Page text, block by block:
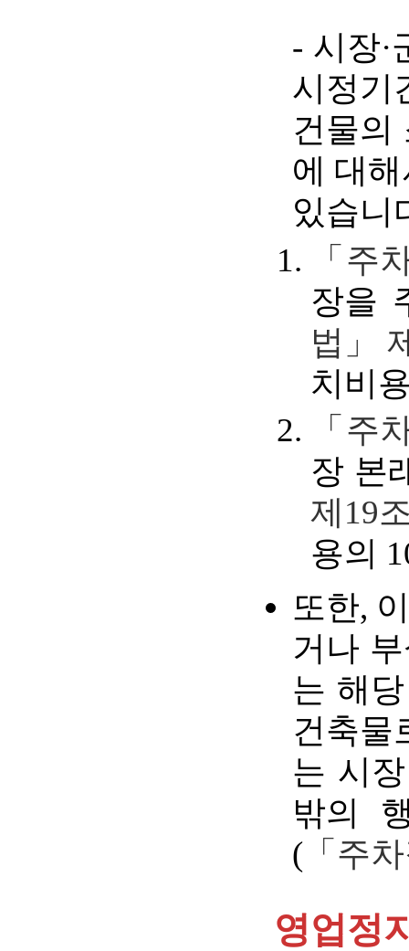
- 시장·
시정기
건물의
에 대
있습니
「주
장을
법」
치비
「주
장 본
제19
용의
또한,
거나
는 해
건축물
는 시
밖의
( 「주
영업정